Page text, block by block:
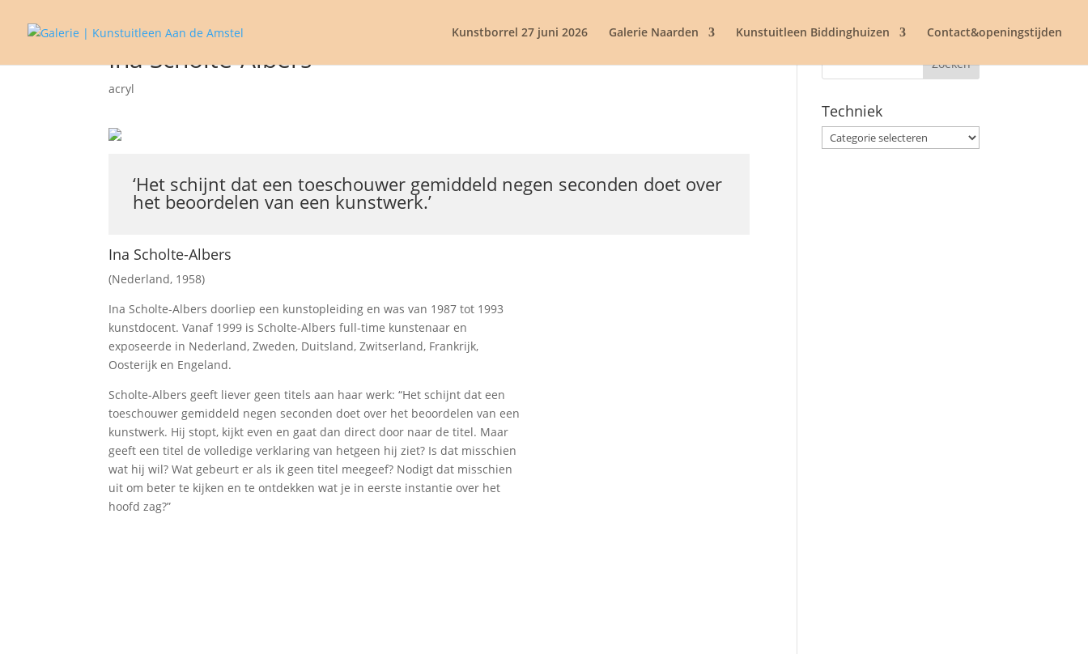
Kunstborrel 27 juni 2026 Galerie Naarden Kunstuitleen Biddinghuizen Contact&openingstijden
Ina Scholte-Albers
acryl
‘Het schijnt dat een toeschouwer gemiddeld negen seconden doet over
het beoordelen van een kunstwerk.’
Ina Scholte-Albers
(Nederland, 1958)
Ina Scholte-Albers doorliep een kunstopleiding en was van 1987 tot 1993
kunstdocent. Vanaf 1999 is Scholte-Albers full-time kunstenaar en
exposeerde in Nederland, Zweden, Duitsland, Zwitserland, Frankrijk,
Oosterijk en Engeland.
Scholte-Albers geeft liever geen titels aan haar werk: “Het schijnt dat een
toeschouwer gemiddeld negen seconden doet over het beoordelen van een
kunstwerk. Hij stopt, kijkt even en gaat dan direct door naar de titel. Maar
geeft een titel de volledige verklaring van hetgeen hij ziet? Is dat misschien
wat hij wil? Wat gebeurt er als ik geen titel meegeef? Nodigt dat misschien
uit om beter te kijken en te ontdekken wat je in eerste instantie over het
hoofd zag?”
Techniek
Techniek